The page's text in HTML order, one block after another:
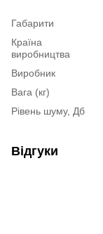
Габарити
Країна
виробництва
Виробник
Вага (кг)
Рівень шуму, Дб
Відгуки